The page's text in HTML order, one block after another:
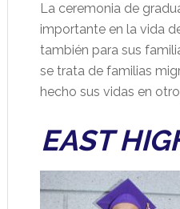
La ceremonia de
importante en la vida
también para sus
se trata de familias
hecho sus vidas en
EAST